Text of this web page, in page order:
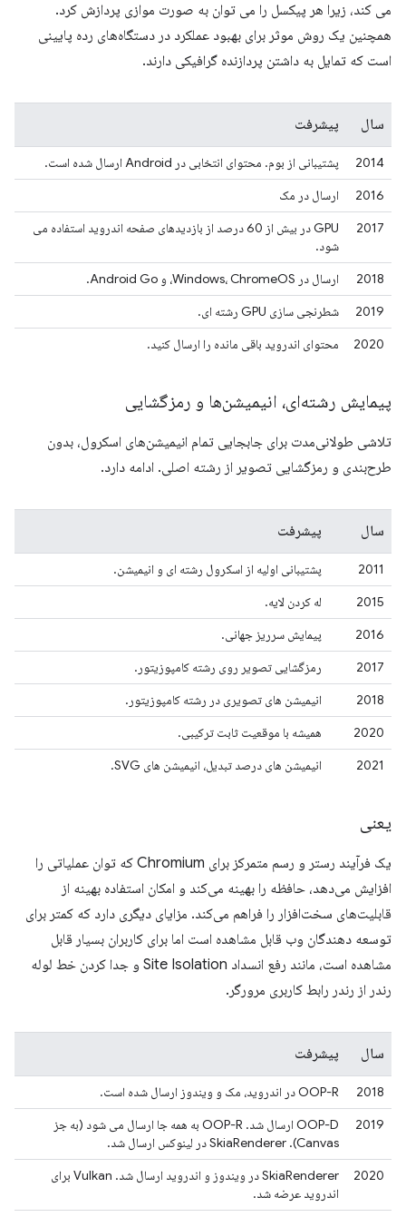
می کند، زیرا هر پیکسل را می توان به صورت موازی پردازش کرد.
همچنین یک روش موثر برای بهبود عملکرد در دستگاه‌های رده پایینی
است که تمایل به داشتن پردازنده گرافیکی دارند.
سال پیشرفت
2014
پشتیبانی از بوم. محتوای انتخابی در Android ارسال شده است.
2016
ارسال در مک
2017
GPU در بیش از 60 درصد از بازدیدهای صفحه اندروید استفاده می
شود.
2018
ارسال در Windows، ChromeOS، و Android Go.
2019
شطرنجی سازی GPU رشته ای.
2020
محتوای اندروید باقی مانده را ارسال کنید.
پیمایش رشته‌ای، انیمیشن‌ها و رمزگشایی
تلاشی طولانی‌مدت برای جابجایی تمام انیمیشن‌های اسکرول، بدون
طرح‌بندی و رمزگشایی تصویر از رشته اصلی. ادامه دارد.
سال پیشرفت
2011
پشتیبانی اولیه از اسکرول رشته ای و انیمیشن.
2015
له کردن لایه.
2016
پیمایش سرریز جهانی.
2017
رمزگشایی تصویر روی رشته کامپوزیتور.
2018
انیمیشن های تصویری در رشته کامپوزیتور.
2020
همیشه با موقعیت ثابت ترکیبی.
2021
انیمیشن های درصد تبدیل، انیمیشن های SVG.
یعنی
یک فرآیند رستر و رسم متمرکز برای Chromium که توان عملیاتی را
افزایش می‌دهد، حافظه را بهینه می‌کند و امکان استفاده بهینه از
قابلیت‌های سخت‌افزار را فراهم می‌کند. مزایای دیگری دارد که کمتر برای
توسعه دهندگان وب قابل مشاهده است اما برای کاربران بسیار قابل
مشاهده است، مانند رفع انسداد Site Isolation و جدا کردن خط لوله
رندر از رندر رابط کاربری مرورگر.
سال پیشرفت
2018
OOP-R در اندروید، مک و ویندوز ارسال شده است.
2019
OOP-D ارسال شد. OOP-R به همه جا ارسال می شود (به جز
Canvas). SkiaRenderer در لینوکس ارسال شد.
2020
SkiaRenderer در ویندوز و اندروید ارسال شد. Vulkan برای
اندروید عرضه شد.